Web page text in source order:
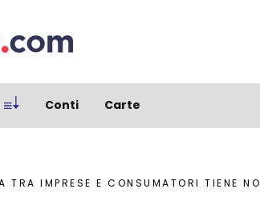
Conti Carte
TIENE NONOSTANTE IL CORONAVIRUS, MA NON È ESCLUSO CROLLO FUTURO